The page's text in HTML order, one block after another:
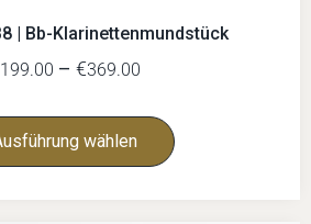
| Bb-Klarinettenmundstück
199.00 – €369.00
wählen